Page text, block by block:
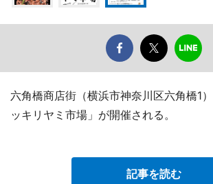
六角橋商店街（横浜市神奈川区六角橋1
ッキリヤミ市場」が開催される。
記事を読む